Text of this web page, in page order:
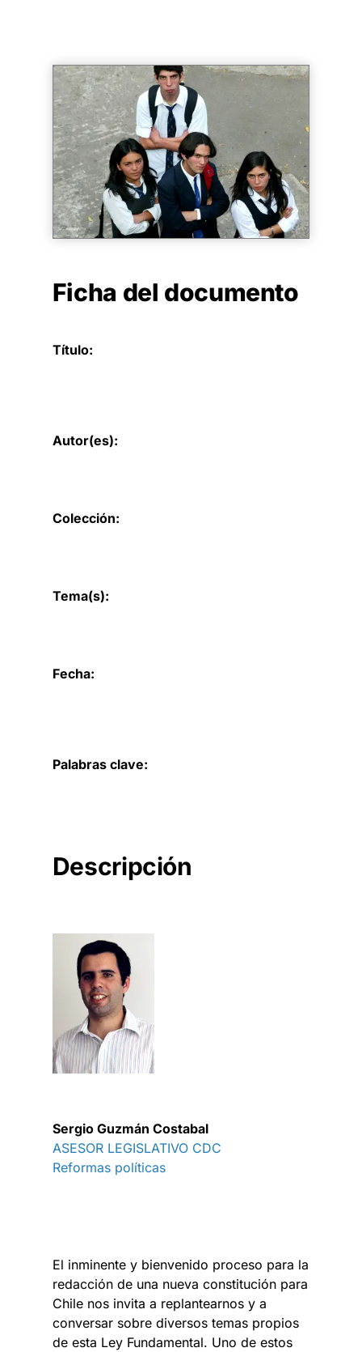
Ficha del documento
Título:
Autor(es):
Colección:
Tema(s):
Fecha:
Palabras clave:
Descripción
Sergio Guzmán Costabal
ASESOR LEGISLATIVO CDC
Reformas políticas
El inminente y bienvenido proceso para la
redacción de una nueva constitución para
Chile nos invita a replantearnos y a
conversar sobre diversos temas propios
de esta Ley Fundamental. Uno de estos